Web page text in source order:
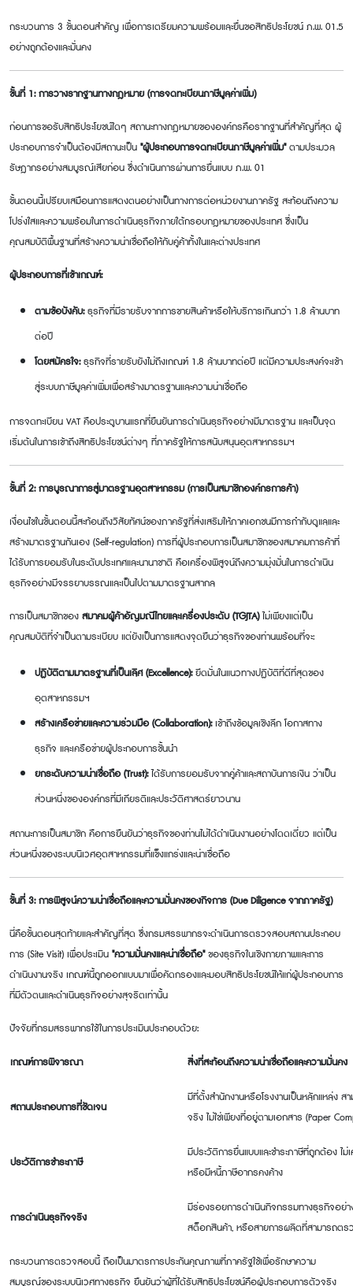
กระบวนการ 3 ขั้นตอนสำคัญ เพื่อการเตรียมความพร้อมและยื่นขอสิทธิประโยชน์ ภ.พ. 01.5
อย่างถูกต้องและมั่นคง
ขั้นที่ 1: การวางรากฐานทางกฎหมาย (การจดทะเบียนภาษีมูลค่าเพิ่ม)
ก่อนการขอรับสิทธิประโยชน์ใดๆ สถานะทางกฎหมายขององค์กรคือรากฐานที่สำคัญที่สุด ผู้
ประกอบการจำเป็นต้องมีสถานะเป็น "ผู้ประกอบการจดทะเบียนภาษีมูลค่าเพิ่ม"ตามประมวล
รัษฎากรอย่างสมบูรณ์เสียก่อน ซึ่งดำเนินการผ่านการยื่นแบบ ภ.พ. 01
ขั้นตอนนี้เปรียบเสมือนการแสดงตนอย่างเป็นทางการต่อหน่วยงานภาครัฐ สะท้อนถึงความ
โปร่งใสและความพร้อมในการดำเนินธุรกิจภายใต้กรอบกฎหมายของประเทศ ซึ่งเป็น
คุณสมบัติพื้นฐานที่สร้างความน่าเชื่อถือให้กับคู่ค้าทั้งในและต่างประเทศ
ผู้ประกอบการที่เข้าเกณฑ์:
ตามข้อบังคับ:ธุรกิจที่มีรายรับจากการขายสินค้าหรือให้บริการเกินกว่า 1.8 ล้านบาท
ต่อปี
โดยสมัครใจ:ธุรกิจที่รายรับยังไม่ถึงเกณฑ์ 1.8 ล้านบาทต่อปี แต่มีความประสงค์จะเข้า
สู่ระบบภาษีมูลค่าเพิ่มเพื่อสร้างมาตรฐานและความน่าเชื่อถือ
การจดทะเบียน VAT คือประตูบานแรกที่ยืนยันการดำเนินธุรกิจอย่างมีมาตรฐาน และเป็นจุด
เริ่มต้นในการเข้าถึงสิทธิประโยชน์ต่างๆ ที่ภาครัฐให้การสนับสนุนอุตสาหกรรมฯ
ขั้นที่2: การบูรณาการสู่มาตรฐานอุตสาหกรรม (การเป็นสมาชิกองค์กรการค้า)
เงื่อนไขในขั้นตอนนี้สะท้อนถึงวิสัยทัศน์ของภาครัฐที่ส่งเสริมให้ภาคเอกชนมีการกำกับดูแลและ
สร้างมาตรฐานกันเอง (Self-regulation) การที่ผู้ประกอบการเป็นสมาชิกของสมาคมการค้าที่
ได้รับการยอมรับในระดับประเทศและนานาชาติ คือเครื่องพิสูจน์ถึงความมุ่งมั่นในการดำเนิน
ธุรกิจอย่างมีจรรยาบรรณและเป็นไปตามมาตรฐานสากล
การเป็นสมาชิกของ สมาคมผู้ค้าอัญมณีไทยและเครื่องประดับ (TGJTA)ไม่เพียงแต่เป็น
คุณสมบัติที่จำเป็นตามระเบียบ แต่ยังเป็นการแสดงจุดยืนว่าธุรกิจของท่านพร้อมที่จะ:
ปฏิบัติตามมาตรฐานที่เป็นเลิศ (Excellence):ยึดมั่นในแนวทางปฏิบัติที่ดีที่สุดของ
อุตสาหกรรมฯ
สร้างเครือข่ายและความร่วมมือ (Collaboration):เข้าถึงข้อมูลเชิงลึก โอกาสทาง
ธุรกิจ และเครือข่ายผู้ประกอบการชั้นนำ
ยกระดับความน่าเชื่อถือ (Trust):ได้รับการยอมรับจากคู่ค้าและสถาบันการเงิน ว่าเป็น
ส่วนหนึ่งขององค์กรที่มีเกียรติและประวัติศาสตร์ยาวนาน
สถานะการเป็นสมาชิก คือการยืนยันว่าธุรกิจของท่านไม่ได้ดำเนินงานอย่างโดดเดี่ยว แต่เป็น
ส่วนหนึ่งของระบบนิเวศอุตสาหกรรมที่แข็งแกร่งและน่าเชื่อถือ
ขั้นที่3: การพิสูจน์ความน่าเชื่อถือและความมั่นคงของกิจการ (Due Diligence จากภาครัฐ)
นี่คือขั้นตอนสุดท้ายและสำคัญที่สุด ซึ่งกรมสรรพากรจะดำเนินการตรวจสอบสถานประกอบ
การ (Site Visit) เพื่อประเมิน "ความมั่นคงและน่าเชื่อถือ"ของธุรกิจในเชิงกายภาพและการ
ดำเนินงานจริง เกณฑ์นี้ถูกออกแบบมาเพื่อคัดกรองและมอบสิทธิประโยชน์ให้แก่ผู้ประกอบการ
ที่มีตัวตนและดำเนินธุรกิจอย่างสุจริตเท่านั้น
ปัจจัยที่กรมสรรพากรใช้ในการประเมินประกอบด้วย:
เกณฑ์การพิจารณา สิ่งที่สะท้อนถึงความน่าเชื่อถือและความมั่นคง
สถานประกอบการที่ชัดเจน
มีที่ตั้งสำนักงานหรือโรงงานเป็นหลักแหล่ง ส
จริง ไม่ใช่เพียงที่อยู่ตามเอกสาร (Paper
ประวัติการชำระภาษี
มีประวัติการยื่นแบบและชำระภาษีที่ถูกต้อง ไม่
หรือมีหนี้ภาษีอากรคงค้าง
การดำเนินธุรกิจจริง
มีร่องรอยการดำเนินกิจกรรมทางธุรกิจอย่า
สต็อกสินค้า, หรือสายการผลิตที่สามารถตร
กระบวนการตรวจสอบนี้ ถือเป็นมาตรการประกันคุณภาพที่ภาครัฐใช้เพื่อรักษาความ
สมบูรณ์ของระบบนิเวศทางธุรกิจ ยืนยันว่าผู้ที่ได้รับสิทธิประโยชน์คือผู้ประกอบการตัวจริง